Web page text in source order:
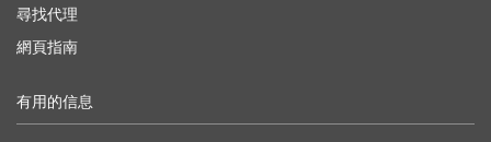
尋找代理
網頁指南
有用的信息